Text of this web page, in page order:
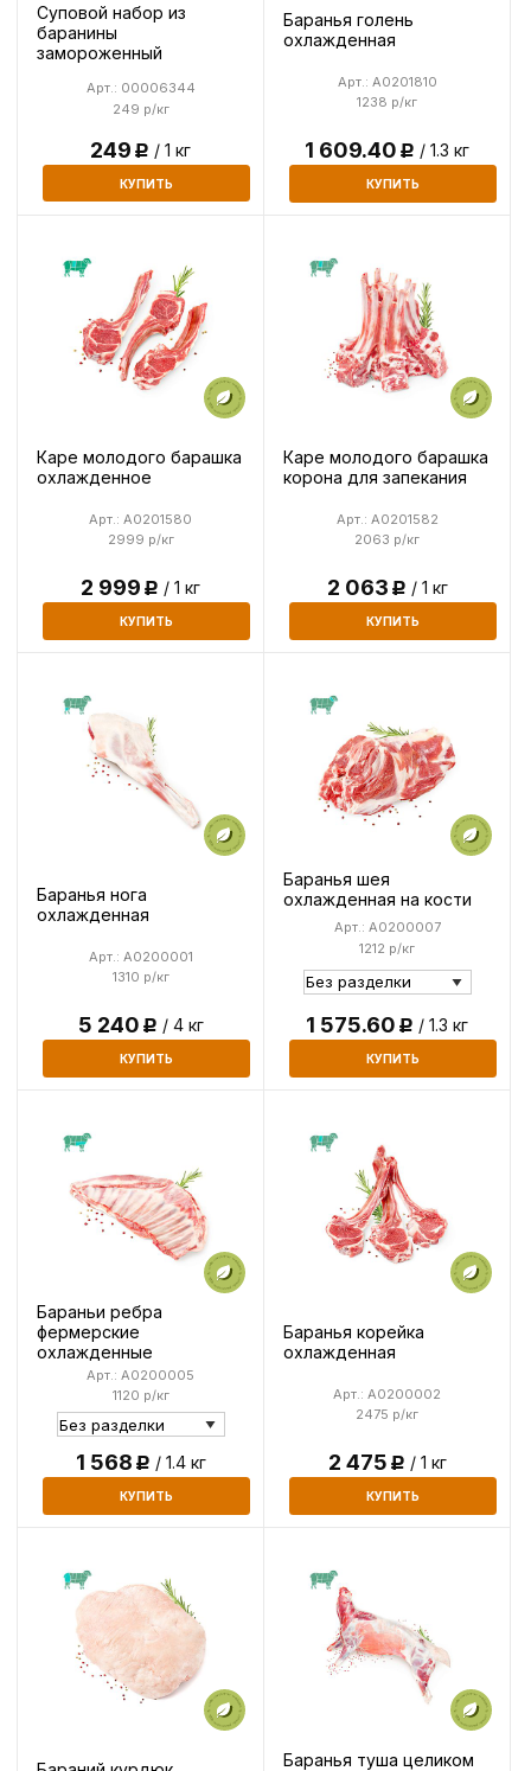
Суповой набор из
баранины
замороженный
249 р/кг
Арт.: 00006344
249Р / 1 кг
КУПИТЬ
Баранья голень
охлажденная
1238 р/кг
Арт.: A0201810
1 609.40Р / 1.3 кг
КУПИТЬ
Каре молодого барашка
охлажденное
2999 р/кг
Арт.: A0201580
2 999Р / 1 кг
КУПИТЬ
Каре молодого барашка
корона для запекания
2063 р/кг
Арт.: A0201582
2 063Р / 1 кг
КУПИТЬ
Баранья нога
охлажденная
1310 р/кг
Арт.: A0200001
5 240Р / 4 кг
КУПИТЬ
Баранья шея
охлажденная на кости
1212 р/кг
Арт.: A0200007
1 575.60Р / 1.3 кг
КУПИТЬ
Бараньи ребра
фермерские
охлажденные
1120 р/кг
Арт.: A0200005
1 568Р / 1.4 кг
КУПИТЬ
Баранья корейка
охлажденная
2475 р/кг
Арт.: A0200002
2 475Р / 1 кг
КУПИТЬ
Баранья туша целиком